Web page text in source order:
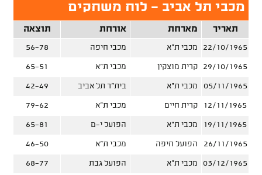
מכבי תל אביב - לוח משחקים
תאריך מארחת אורחת תוצאה
22/10/1965 מכבי ת"א מכבי חיפה 56-78
29/10/1965 קרית מוצקין מכבי ת"א 65-51
05/11/1965 מכבי ת"א בית"ר תל אביב 42-49
12/11/1965 קרית חיים מכבי ת"א 79-62
19/11/1965 מכבי ת"א הפועל י-ם 65-81
26/11/1965 הפועל חיפה מכבי ת"א 46-50
03/12/1965 מכבי ת"א הפועל גבת 68-77